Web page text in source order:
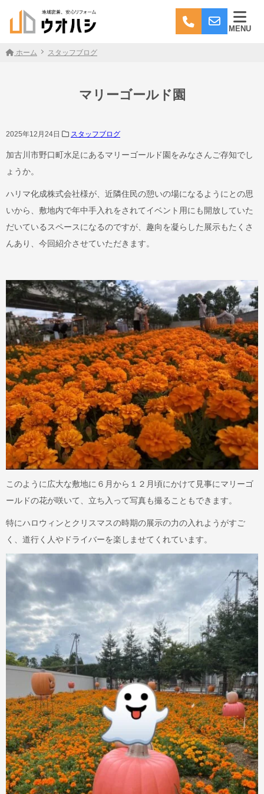
MENU
ホーム スタッフブログ
マリーゴールド園
2025年12月24日 スタッフブログ
加古川市野口町水足にあるマリーゴールド園をみなさんご存知でし
ょうか。
ハリマ化成株式会社様が、近隣住民の憩いの場になるようにとの思
いから、敷地内で年中手入れをされてイベント用にも開放していた
だいているスペースになるのですが、趣向を凝らした展示もたくさ
んあり、今回紹介させていただきます。
このように広大な敷地に６月から１２月頃にかけて見事にマリーゴ
ールドの花が咲いて、立ち入って写真も撮ることもできます。
特にハロウィンとクリスマスの時期の展示の力の入れようがすご
く、道行く人やドライバーを楽しませてくれています。